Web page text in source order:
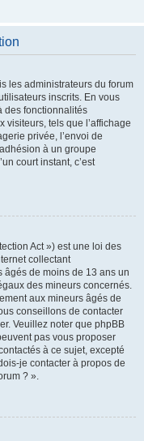
les administrateurs du forum
inscrits. En vous
des fonctionnalités
tels que l’affichage
privée, l’envoi de
à un groupe
court instant, c’est
Act ») est une loi des
collectant
de moins de 13 ans un
des mineurs concernés.
aux mineurs âgés de
conseillons de contacter
Veuillez noter que phpBB
pas vous proposer
à ce sujet, excepté
je contacter à propos de
? ».